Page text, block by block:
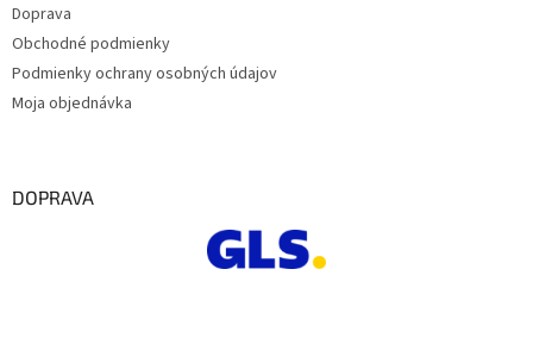
Doprava
Obchodné podmienky
Podmienky ochrany osobných údajov
Moja objednávka
DOPRAVA